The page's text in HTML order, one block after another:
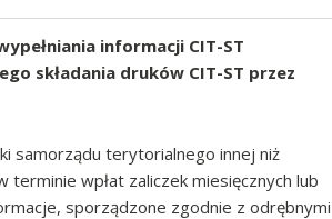
informacji CIT-ST
składania druków CIT-ST przez
samorządu terytorialnego innej niż
terminie wpłat zaliczek miesięcznych lub
sporządzone zgodnie z odrębnymi